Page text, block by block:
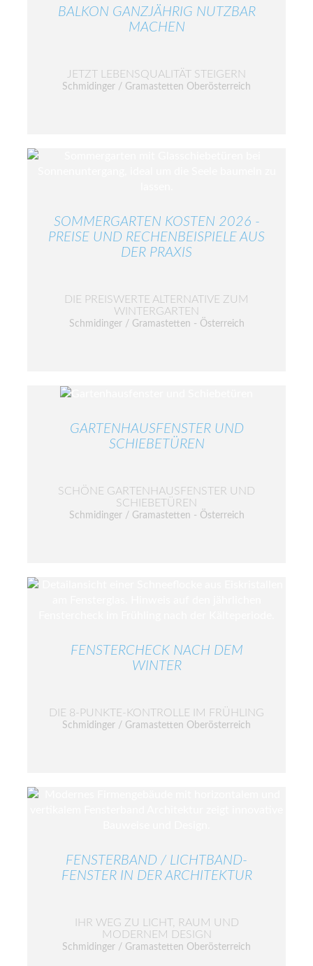
BALKON GANZJÄHRIG NUTZBAR
MACHEN
JETZT LEBENSQUALITÄT STEIGERN
Schmidinger / Gramastetten Oberösterreich
SOMMERGARTEN KOSTEN 2026 -
PREISE UND RECHENBEISPIELE AUS
DER PRAXIS
DIE PREISWERTE ALTERNATIVE ZUM
WINTERGARTEN
Schmidinger / Gramastetten - Österreich
GARTENHAUSFENSTER UND
SCHIEBETÜREN
SCHÖNE GARTENHAUSFENSTER UND
SCHIEBETÜREN
Schmidinger / Gramastetten - Österreich
FENSTERCHECK NACH DEM
WINTER
DIE 8-PUNKTE-KONTROLLE IM FRÜHLING
Schmidinger / Gramastetten Oberösterreich
FENSTERBAND / LICHTBAND-
FENSTER IN DER ARCHITEKTUR
IHR WEG ZU LICHT, RAUM UND
MODERNEM DESIGN
Schmidinger / Gramastetten Oberösterreich